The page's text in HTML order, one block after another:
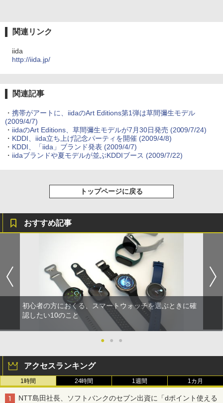
関連リンク
iida
http://iida.jp/
関連記事
・ 携帯がアートに、iidaのArt Editions第1弾は草間彌生モデル
(2009/4/7)
・ iidaのArt Editions、草間彌生モデルが7月30日発売 (2009/7/24)
・ KDDI、iida立ち上げ記念パーティを開催(2009/4/8)
・ KDDI、「iida」ブランド発表 (2009/4/7)
・ iidaブランドや夏モデルが並ぶKDDIブース (2009/7/22)
トップページに戻る
おすすめ記事
初心者の方におくる、スマートウォッチを選ぶときに確
認したい10のこと
● ● ●
アクセスランキング
1時間 24時間 1週間 1カ月
NTT島田社長、ソフトバンクのセブン出資に「dポイント使える